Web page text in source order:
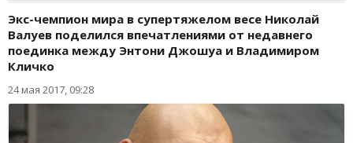
Экс-чемпион мира в супертяжелом весе Николай
Валуев поделился впечатлениями от недавнего
поединка между Энтони Джошуа и Владимиром
Кличко
24 мая 2017, 09:28